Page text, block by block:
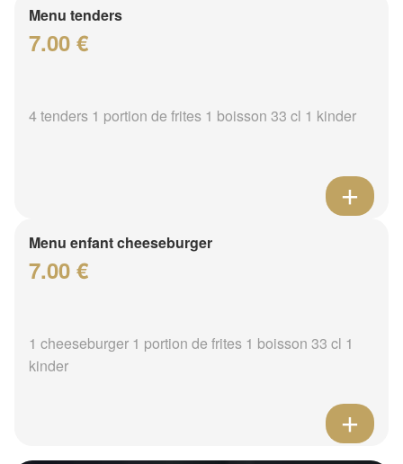
Menu tenders
7.00 €
4 tenders 1 portion de frites 1 boisson 33 cl 1 kinder
Menu enfant cheeseburger
7.00 €
1 cheeseburger 1 portion de frites 1 boisson 33 cl 1
kinder